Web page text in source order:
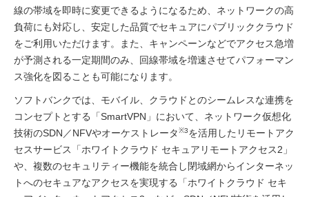
線の帯域を即時に変更できるようになるため、ネットワークの高
負荷にも対応し、安定した品質でセキュアにパブリッククラウド
をご利用いただけます。また、キャンペーンなどでアクセス急増
が予測される一定期間のみ、回線帯域を増速させてパフォーマン
ス強化を図ることも可能になります。
ソフトバンクでは、モバイル、クラウドとのシームレスな連携を
コンセプトとする「SmartVPN」において、ネットワーク仮想化
技術のSDN／NFVやオーケストレータ※3を活用したリモートアク
セスサービス「ホワイトクラウド セキュアリモートアクセス2」
や、複数のセキュリティー機能を統合し閉域網からインターネッ
トへのセキュアなアクセスを実現する「ホワイトクラウド セキ